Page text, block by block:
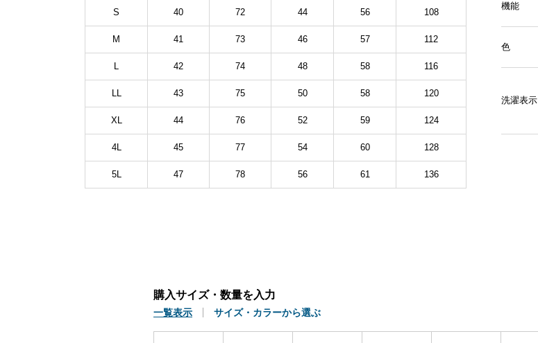
S 40 72 44 56 108
M 41 73 46 57 112
L 42 74 48 58 116
LL 43 75 50 58 120
XL 44 76 52 59 124
4L 45 77 54 60 128
5L 47 78 56 61 136
機能
色
洗濯表示
購入サイズ・数量を入力
一覧表示 サイズ・カラーから選ぶ